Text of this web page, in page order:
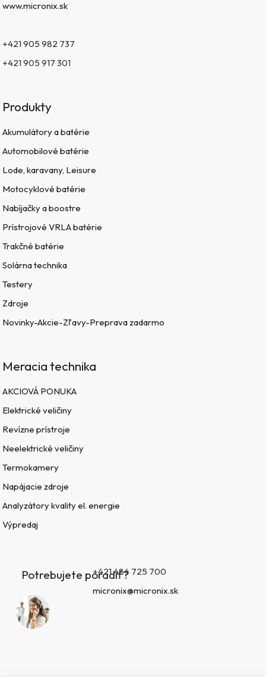
www.micronix.sk
+421 905 982 737
+421 905 917 301
Produkty
Akumulátory a batérie
Automobilové batérie
Lode, karavany, Leisure
Motocyklové batérie
Nabíjačky a boostre
Prístrojové VRLA batérie
Trakčné batérie
Solárna technika
Testery
Zdroje
Novinky-Akcie-Zľavy-Preprava zadarmo
Meracia technika
AKCIOVÁ PONUKA
Elektrické veličiny
Revízne prístroje
Neelektrické veličiny
Termokamery
Napájacie zdroje
Analyzátory kvality el. energie
Výpredaj
Potrebujete poradiť?+421 484 725 700
micronix@micronix.sk